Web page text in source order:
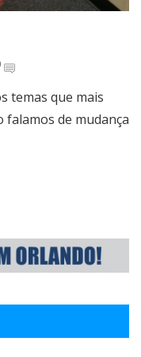
temas que mais
falamos de mudança